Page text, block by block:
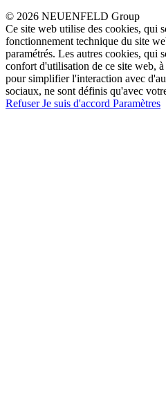
© 2026 NEUENFELD Group
Ce site web utilise des cookies, qui
fonctionnement technique du site
paramétrés. Les autres cookies, qui
confort d'utilisation de ce site web,
pour simplifier l'interaction avec
sociaux, ne sont définis qu'avec
RefuserJe suis d'accord Paramètres